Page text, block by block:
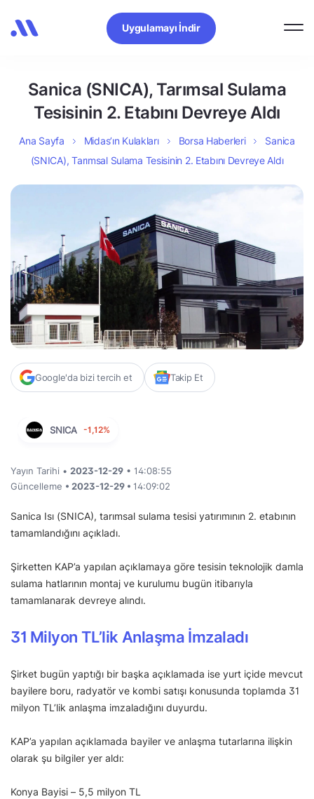
Uygulamayı İndir
Sanica (SNICA), Tarımsal Sulama
Tesisinin 2. Etabını Devreye Aldı
Ana Sayfa Midas’ın Kulakları Borsa Haberleri
Sanica
(SNICA), Tarımsal Sulama Tesisinin 2. Etabını Devreye Aldı
Google'da bizi tercih et Takip Et
SNICA -1,12%
Yayın Tarihi • 2023-12-29 • 14:08:55
Güncelleme • 2023-12-29 • 14:09:02
Sanica Isı (SNICA), tarımsal sulama tesisi yatırımının 2. etabının
tamamlandığını açıkladı.
Şirketten KAP’a yapılan açıklamaya göre tesisin teknolojik damla
sulama hatlarının montaj ve kurulumu bugün itibarıyla
tamamlanarak devreye alındı.
31 Milyon TL’lik Anlaşma İmzaladı
Şirket bugün yaptığı bir başka açıklamada ise yurt içide mevcut
bayilere boru, radyatör ve kombi satışı konusunda toplamda 31
milyon TL’lik anlaşma imzaladığını duyurdu.
KAP’a yapılan açıklamada bayiler ve anlaşma tutarlarına ilişkin
olarak şu bilgiler yer aldı:
Konya Bayisi – 5,5 milyon TL